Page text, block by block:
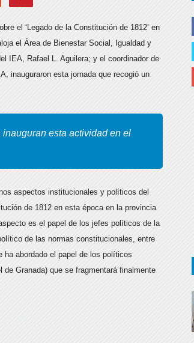
el ‘Legado de la Constitución de 1812’ en
el Área de Bienestar Social, Igualdad y
IEA, Rafael L. Aguilera; y el coordinador de
inauguraron esta jornada que recogió un
esta actividad en el
aspectos institucionales y políticos del
de 1812 en esta época en la provincia
es el papel de los jefes políticos de la
de las normas constitucionales, entre
abordado el papel de los políticos
Granada) que se fragmentará finalmente